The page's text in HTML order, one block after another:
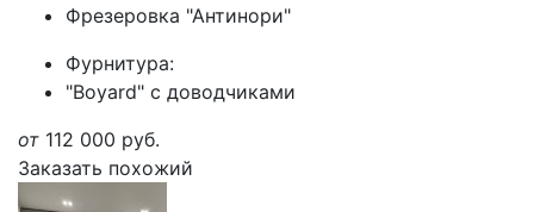
Фрезеровка "Антинори"
Фурнитура:
"Boyard" с доводчиками
от 112 000 руб.
Заказать похожий